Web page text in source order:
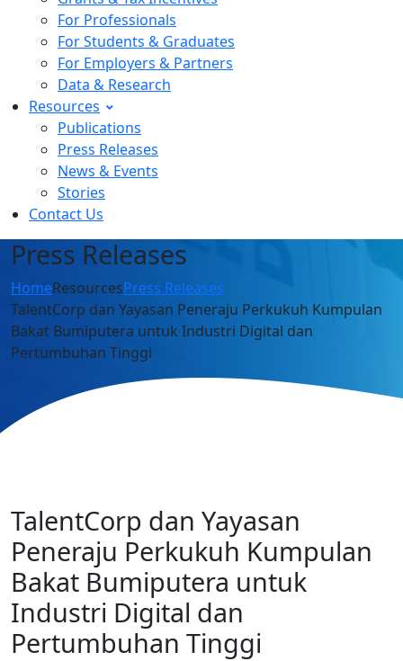
For Professionals
For Students & Graduates
For Employers & Partners
Data & Research
Resources
Publications
Press Releases
News & Events
Stories
Contact Us
Press Releases
HomeResourcesPress Releases
TalentCorp dan Yayasan Peneraju Perkukuh Kumpulan
Bakat Bumiputera untuk Industri Digital dan
Pertumbuhan Tinggi
TalentCorp dan Yayasan
Peneraju Perkukuh Kumpulan
Bakat Bumiputera untuk
Industri Digital dan
Pertumbuhan Tinggi